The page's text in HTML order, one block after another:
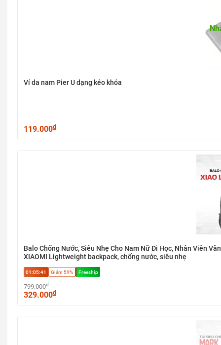
Ví da nam Pier U dạng kéo khóa
119.000₫
Balo Chống Nước, Siêu Nhẹ Cho Nam Nữ Đi Học, Nhân Viên
XIAOMI Lightweight backpack, chống nước, siêu nhẹ
01:05:40 Giảm 59% Freeship
799.000₫
329.000₫